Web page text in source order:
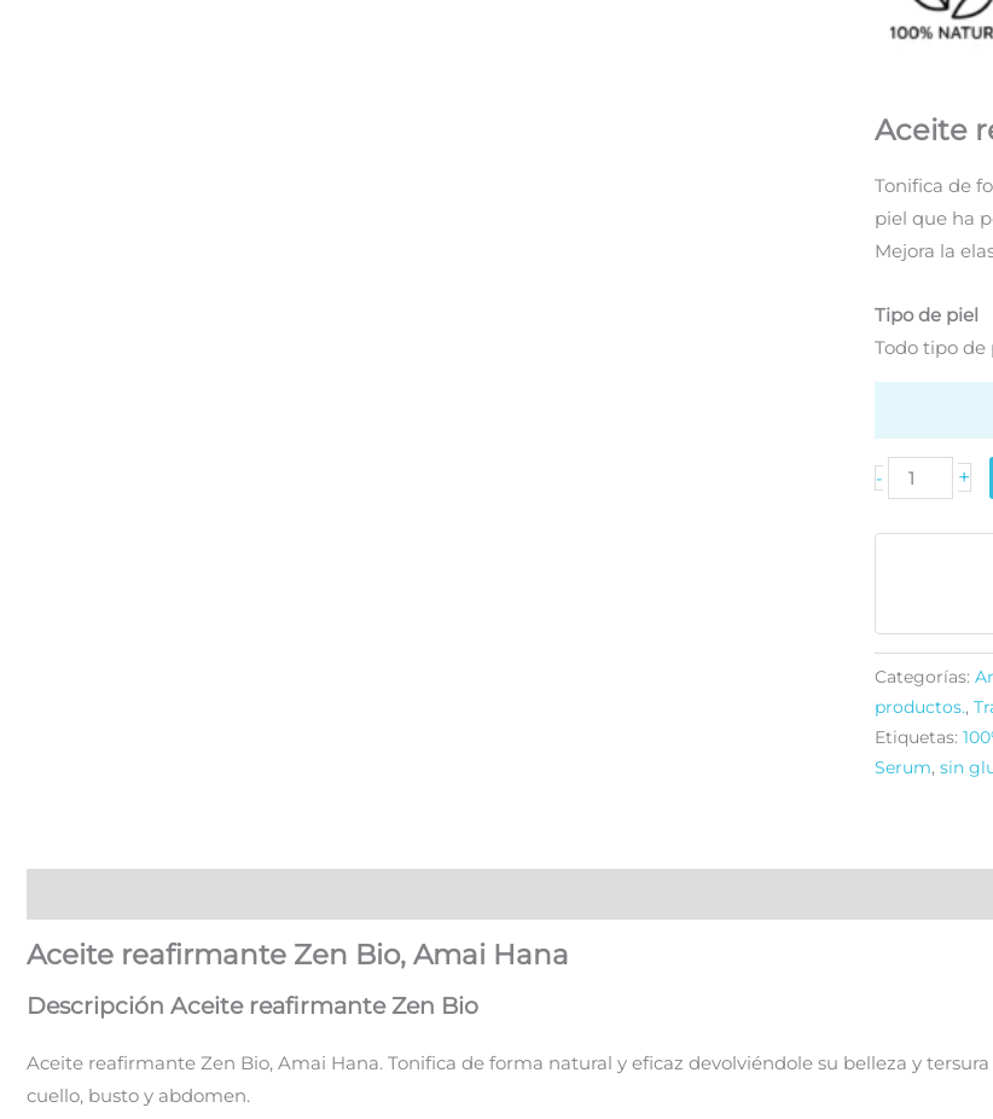
Aceite
Tonifica de
piel que ha
Mejora la
Tipo de piel
Todo tipo de
-
Aceite
reafirmante
Zen
+
Categorías:
productos.,
Etiquetas:
Serum, sin
Aceite reafirmante Zen Bio, Amai Hana
Descripción Aceite reafirmante Zen Bio
Aceite reafirmante Zen Bio, Amai Hana. Tonifica de forma natural y eficaz devolviéndole su belleza y
cuello, busto y abdomen.